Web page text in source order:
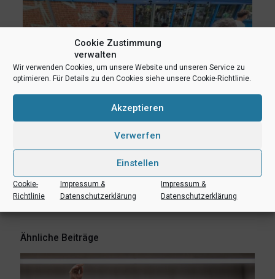
Cookie Zustimmung
verwalten
Wir verwenden Cookies, um unsere Website und unseren Service zu
optimieren. Für Details zu den Cookies siehe unsere Cookie-Richtlinie.
Akzeptieren
Verwerfen
Einstellen
Cookie-
Richtlinie
Impressum &
Datenschutzerklärung
Impressum &
Datenschutzerklärung
RSS-feed teilen teilen
teilen
Ähnliche Beiträge